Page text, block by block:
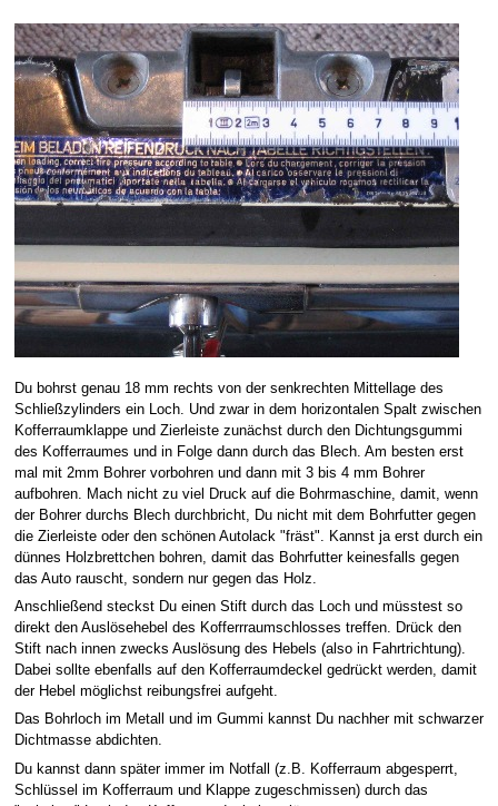
Du bohrst genau 18 mm rechts von der senkrechten Mittellage des
Schließzylinders ein Loch. Und zwar in dem horizontalen Spalt zwischen
Kofferraumklappe und Zierleiste zunächst durch den Dichtungsgummi
des Kofferraumes und in Folge dann durch das Blech. Am besten erst
mal mit 2mm Bohrer vorbohren und dann mit 3 bis 4 mm Bohrer
aufbohren. Mach nicht zu viel Druck auf die Bohrmaschine, damit, wenn
der Bohrer durchs Blech durchbricht, Du nicht mit dem Bohrfutter gegen
die Zierleiste oder den schönen Autolack "fräst". Kannst ja erst durch ein
dünnes Holzbrettchen bohren, damit das Bohrfutter keinesfalls gegen
das Auto rauscht, sondern nur gegen das Holz.
Anschließend steckst Du einen Stift durch das Loch und müsstest so
direkt den Auslösehebel des Kofferrraumschlosses treffen. Drück den
Stift nach innen zwecks Auslösung des Hebels (also in Fahrtrichtung).
Dabei sollte ebenfalls auf den Kofferraumdeckel gedrückt werden, damit
der Hebel möglichst reibungsfrei aufgeht.
Das Bohrloch im Metall und im Gummi kannst Du nachher mit schwarzer
Dichtmasse abdichten.
Du kannst dann später immer im Notfall (z.B. Kofferraum abgesperrt,
Schlüssel im Kofferraum und Klappe zugeschmissen) durch das